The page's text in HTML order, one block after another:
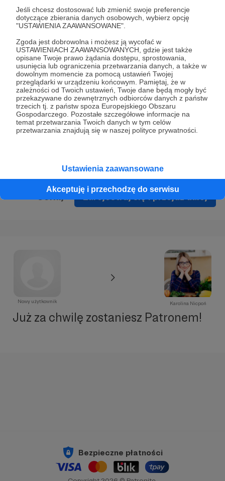
Jeśli chcesz dostosować lub zmienić swoje preferencje
dotyczące zbierania danych osobowych, wybierz opcję
"USTAWIENIA ZAAWANSOWANE".
Zgoda jest dobrowolna i możesz ją wycofać w
USTAWIENIACH ZAAWANSOWANYCH, gdzie jest także
opisane Twoje prawo żądania dostępu, sprostowania,
usunięcia lub ograniczenia przetwarzania danych, a także w
dowolnym momencie za pomocą ustawień Twojej
przeglądarki w urządzeniu końcowym. Pamiętaj, że w
zależności od Twoich ustawień, Twoje dane będą mogły być
przekazywane do zewnętrznych odbiorców danych z państw
trzecich tj. z państw spoza Europejskiego Obszaru
Gospodarczego. Pozostałe szczegółowe informacje na
temat przetwarzania Twoich danych w tym celów
przetwarzania znajdują się w naszej polityce prywatności.
Ustawienia zaawansowane
Akceptuję i przechodzę do serwisu
* Zapoznałem się i akceptujęRegulaminserwisu oraz
* Wyrażam zgodę na przetwarzanie moich danych
osobowych podanych w formularzu rejestracyjnym w celu
prawidłowego świadczenia usług serwisu Patronite.
Wyrażam zgodę na otrzymywanie drogą elektroniczną
informacji handlowych - newslettera. Opcja ta może zostać
zmieniona w ustawieniach konta.
Zarejestruj się i przejdź dalej
Nowy użytkownik Karolina Nicpoń
Już za chwilę zostaniesz Patronem!
Bezpieczne płatności